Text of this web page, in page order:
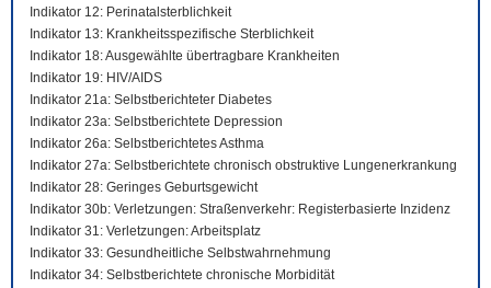
Indikator 12: Perinatalsterblichkeit
Indikator 13: Krankheitsspezifische Sterblichkeit
Indikator 18: Ausgewählte übertragbare Krankheiten
Indikator 19: HIV/AIDS
Indikator 21a: Selbstberichteter Diabetes
Indikator 23a: Selbstberichtete Depression
Indikator 26a: Selbstberichtetes Asthma
Indikator 27a: Selbstberichtete chronisch obstruktive Lungenerkrankung
Indikator 28: Geringes Geburtsgewicht
Indikator 30b: Verletzungen: Straßenverkehr: Registerbasierte Inzidenz
Indikator 31: Verletzungen: Arbeitsplatz
Indikator 33: Gesundheitliche Selbstwahrnehmung
Indikator 34: Selbstberichtete chronische Morbidität